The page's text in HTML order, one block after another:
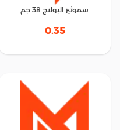
سموثيز البولنج 38 جم
0.35